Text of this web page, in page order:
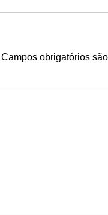
Campos obrigatórios